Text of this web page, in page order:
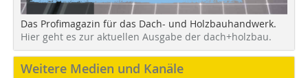
Das Profimagazin für das Dach- und Holzbauhandwerk.
Hier geht es zur aktuellen Ausgabe der dach+holzbau.
Weitere Medien und Kanäle